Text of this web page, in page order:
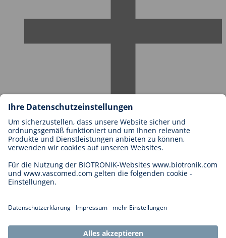
Karriere bei BIOTRONIK
Einstieg
Bewerbung
Karrierechancen
Cookie-Einstellungen